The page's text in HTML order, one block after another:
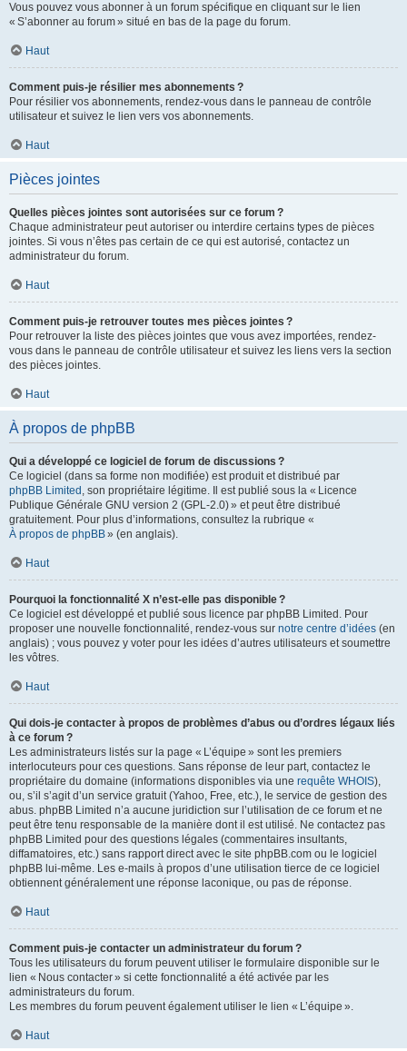
Vous pouvez vous abonner à un forum spécifique en cliquant sur le lien
« S’abonner au forum » situé en bas de la page du forum.
Haut
Comment puis-je résilier mes abonnements ?
Pour résilier vos abonnements, rendez-vous dans le panneau de contrôle
utilisateur et suivez le lien vers vos abonnements.
Haut
Pièces jointes
Quelles pièces jointes sont autorisées sur ce forum ?
Chaque administrateur peut autoriser ou interdire certains types de pièces
jointes. Si vous n’êtes pas certain de ce qui est autorisé, contactez un
administrateur du forum.
Haut
Comment puis-je retrouver toutes mes pièces jointes ?
Pour retrouver la liste des pièces jointes que vous avez importées, rendez-
vous dans le panneau de contrôle utilisateur et suivez les liens vers la section
des pièces jointes.
Haut
À propos de phpBB
Qui a développé ce logiciel de forum de discussions ?
Ce logiciel (dans sa forme non modifiée) est produit et distribué par
phpBB Limited , son propriétaire légitime. Il est publié sous la « Licence
Publique Générale GNU version 2 (GPL-2.0) » et peut être distribué
gratuitement. Pour plus d’informations, consultez la rubrique «
À propos de phpBB» (en anglais).
Haut
Pourquoi la fonctionnalité X n’est-elle pas disponible ?
Ce logiciel est développé et publié sous licence par phpBB Limited. Pour
proposer une nouvelle fonctionnalité, rendez-vous sur notre centre d’idées (en
anglais) ; vous pouvez y voter pour les idées d’autres utilisateurs et soumettre
les vôtres.
Haut
Qui dois-je contacter à propos de problèmes d’abus ou d’ordres légaux liés
à ce forum ?
Les administrateurs listés sur la page « L’équipe » sont les premiers
interlocuteurs pour ces questions. Sans réponse de leur part, contactez le
propriétaire du domaine (informations disponibles via une requête WHOIS),
ou, s’il s’agit d’un service gratuit (Yahoo, Free, etc.), le service de gestion des
abus. phpBB Limited n’a aucune juridiction sur l’utilisation de ce forum et ne
peut être tenu responsable de la manière dont il est utilisé. Ne contactez pas
phpBB Limited pour des questions légales (commentaires insultants,
diffamatoires, etc.) sans rapport direct avec le site phpBB.com ou le logiciel
phpBB lui-même. Les e-mails à propos d’une utilisation tierce de ce logiciel
obtiennent généralement une réponse laconique, ou pas de réponse.
Haut
Comment puis-je contacter un administrateur du forum ?
Tous les utilisateurs du forum peuvent utiliser le formulaire disponible sur le
lien « Nous contacter » si cette fonctionnalité a été activée par les
administrateurs du forum.
Les membres du forum peuvent également utiliser le lien « L’équipe ».
Haut